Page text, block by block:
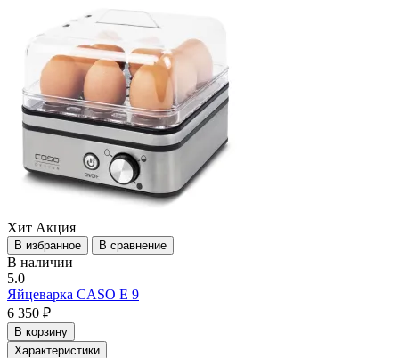
Хит Акция
В избранное В сравнение
В наличии
5.0
Яйцеварка CASO E 9
6 350 ₽
В корзину
Характеристики